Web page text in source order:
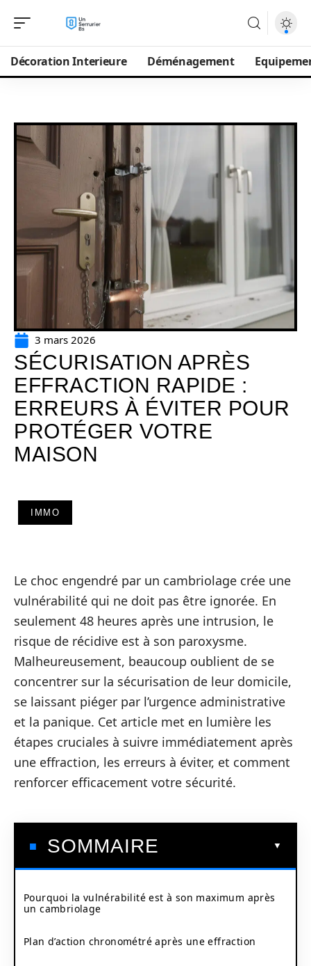
Décoration Interieure Déménagement
3 mars 2026
SÉCURISATION APRÈS
EFFRACTION RAPIDE :
ERREURS À ÉVITER POUR
PROTÉGER VOTRE
MAISON
IMMO
Le choc engendré par un cambriolage crée une
vulnérabilité qui ne doit pas être ignorée. En
seulement 48 heures après une intrusion, le
risque de récidive est à son paroxysme.
Malheureusement, beaucoup oublient de se
concentrer sur la sécurisation de leur domicile,
se laissant piéger par l’urgence administrative
et la panique. Cet article met en lumière les
étapes cruciales à suivre immédiatement après
une effraction, les erreurs à éviter, et comment
renforcer efficacement votre sécurité.
SOMMAIRE
Pourquoi la vulnérabilité est à son maximum après
un cambriolage
Plan d’action chronométré après une effraction